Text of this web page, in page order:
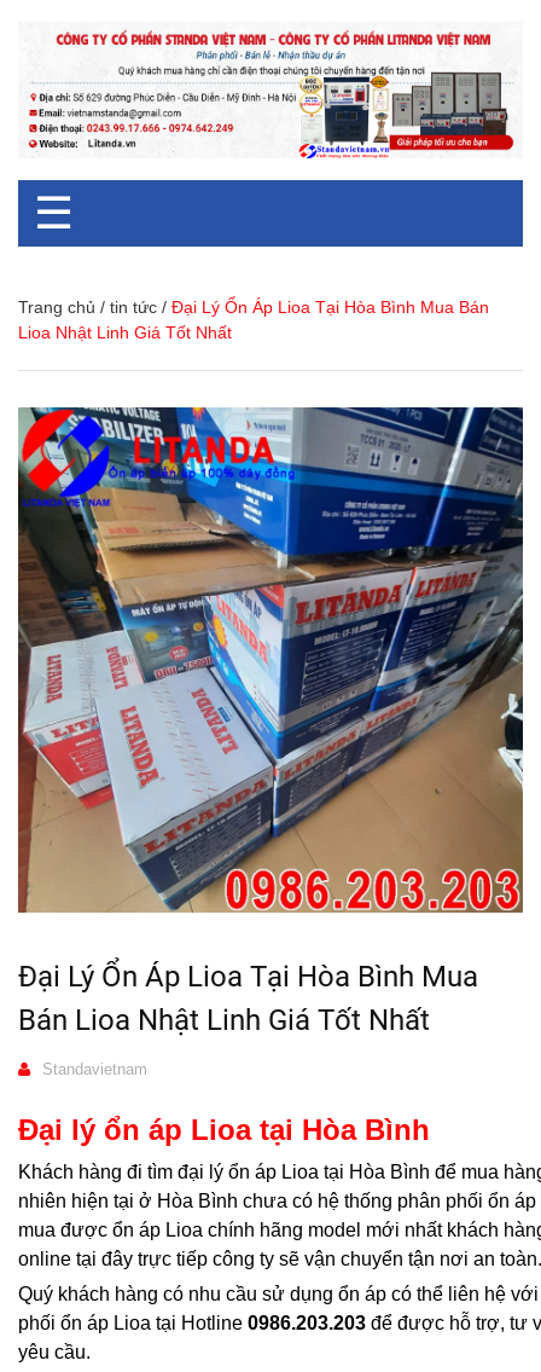
☰
Trang chủ / tin tức / Đại Lý Ổn Áp Lioa Tại Hòa Bình Mua Bán
Lioa Nhật Linh Giá Tốt Nhất
Đại Lý Ổn Áp Lioa Tại Hòa Bình Mua
Bán Lioa Nhật Linh Giá Tốt Nhất
Standavietnam
Đại lý ổn áp Lioa tại Hòa Bình
Khách hàng đi tìm đại lý ổn áp Lioa tại Hòa Bình để mua
nhiên hiện tại ở Hòa Bình chưa có hệ thống phân phối ổn
mua được ổn áp Lioa chính hãng model mới nhất khách
online tại đây trực tiếp công ty sẽ vận chuyển tận nơi an toàn.
Quý khách hàng có nhu cầu sử dụng ổn áp có thể liên hệ
phối ổn áp Lioa tại Hotline 0986.203.203 để được hỗ trợ, tư
yêu cầu.